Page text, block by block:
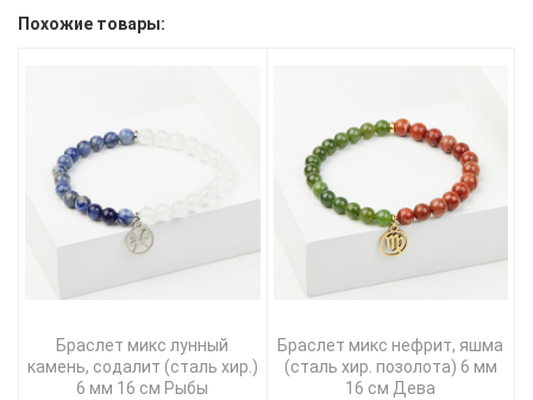
Похожие товары:
Браслет микс лунный
камень, содалит (сталь хир.)
6 мм 16 см Рыбы
Браслет микс нефрит, яшма
(сталь хир. позолота) 6 мм
16 см Дева